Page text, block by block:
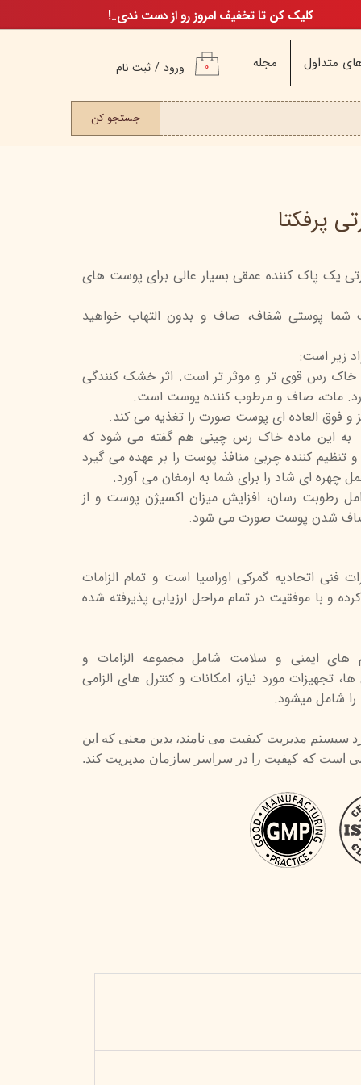
اسکین
متداول مجله ورود / ثبت نام
تغییر گذر واژه
۰
جستجو کن
کلیک کن تا تخفیف امروز رو از دست ندی..!
پرفکتا
یک پاک کننده عمقی بسیار عالی برای پوست های
شما پوستی شفاف، صاف و بدون التهاب خواهید
زیر است:
خاک رس قوی تر و موثر تر است. اثر خشک کنندگی
مات، صاف و مرطوب کننده پوست است.
فوق العاده ای پوست صورت را تغذیه می کند.
به این ماده خاک رس چینی هم گفته می شود که
تنظیم کننده چربی منافذ پوست را بر عهده می گیرد
ای شاد را برای شما به ارمغان می آورد.
رطوبت رسان، افزایش میزان اکسیژن پوست و از
صاف شدن پوست صورت می شود.
فنی اتحادیه گمرکی اوراسیا است و تمام الزامات
و با موفقیت در تمام مراحل ارزیابی پذیرفته شده
های ایمنی و سلامت شامل مجموعه الزامات و
تجهیزات مورد نیاز، امکانات و کنترل های الزامی
را شامل میشود.
9001 را استاندارد سیستم مدیریت کیفیت می نامند، بدین معنی که این
است که کیفیت را در سراسر سازمان مدیریت کند.